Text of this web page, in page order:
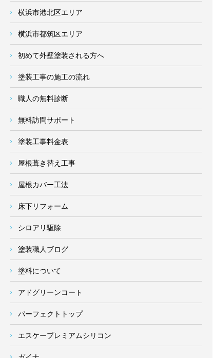
横浜市港北区エリア
横浜市都筑区エリア
初めて外壁塗装される方へ
塗装工事の施工の流れ
職人の無料診断
無料訪問サポート
塗装工事料金表
屋根葺き替え工事
屋根カバー工法
床下リフォーム
シロアリ駆除
塗装職人ブログ
塗料について
アドグリーンコート
パーフェクトトップ
エスケープレミアムシリコン